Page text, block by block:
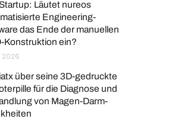
Läutet nureos
Engineering-
das Ende der manuellen
Konstruktion ein?
2026
über seine 3D-gedruckte
für die Diagnose und
von Magen-Darm-